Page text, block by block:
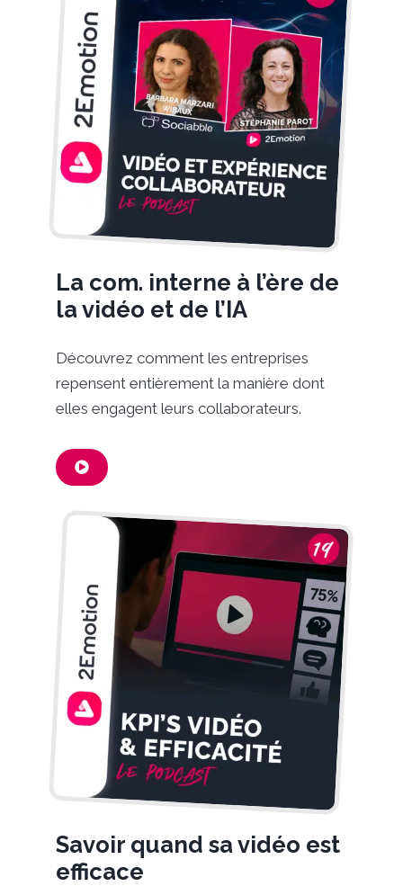
La com. interne à l’ère de
la vidéo et de l’IA
Découvrez comment les entreprises
repensent entièrement la manière dont
elles engagent leurs collaborateurs.
Savoir quand sa vidéo est
efficace